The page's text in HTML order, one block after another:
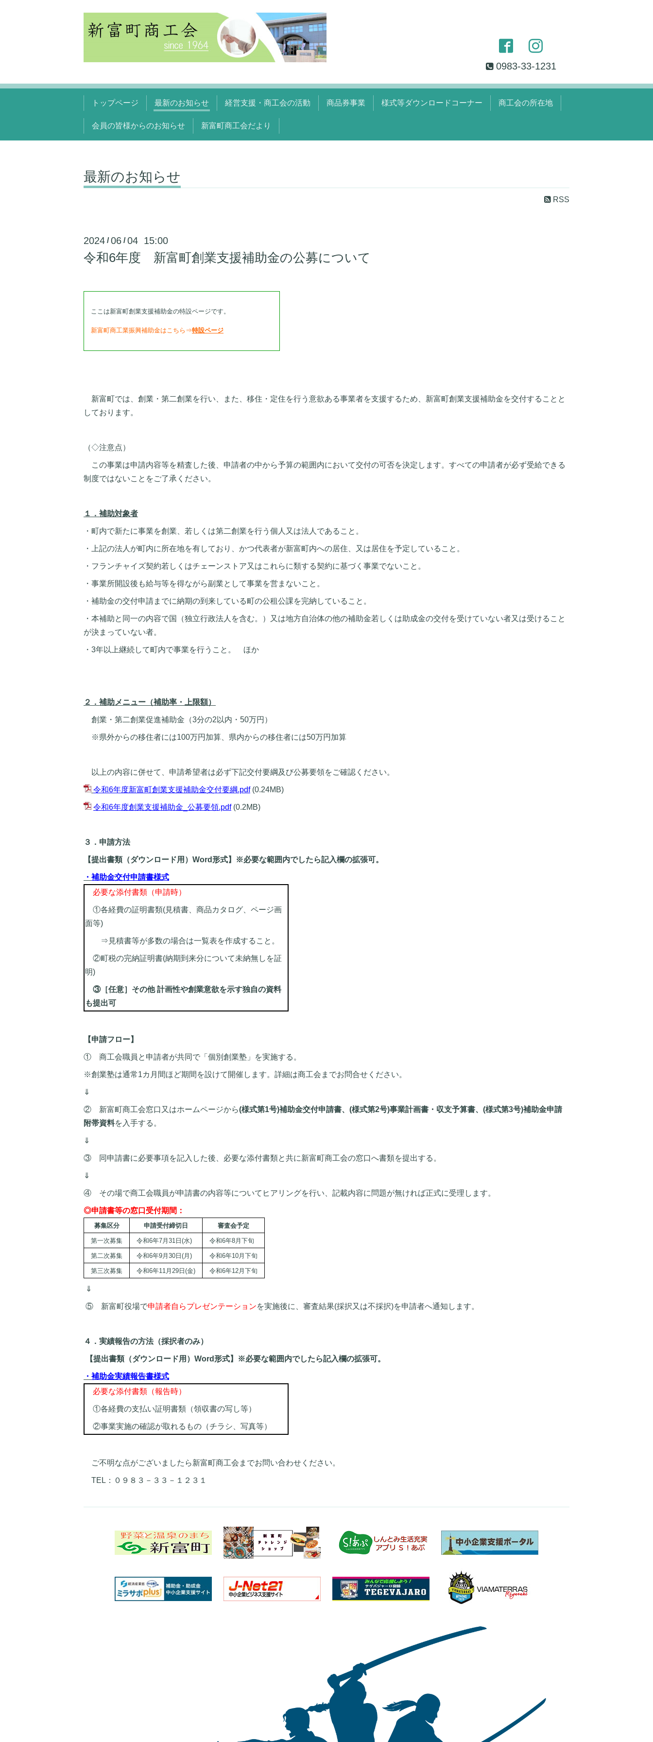
0983-33-1231
トップページ 最新のお知らせ 経営支援・商工会の活動 商品券事業 様式等ダウンロードコーナー 商工会の所在地
会員の皆様からのお知らせ 新富町商工会だより
最新のお知らせ
RSS
2024 /06 /04 15:00
令和6年度 新富町創業支援補助金の公募について
ここは新富町創業支援補助金の特設ページです。
新富町商工業振興補助金はこちら⇒特設ページ
新富町では、創業・第二創業を行い、また、移住・定住を行う意欲ある事業者を支援するため、新富町創業支援補助金を交付することと
しております。
（◇注意点）
この事業は申請内容等を精査した後、申請者の中から予算の範囲内において交付の可否を決定します。すべての申請者が必ず受給できる
制度ではないことをご了承ください。
１．補助対象者
・町内で新たに事業を創業、若しくは第二創業を行う個人又は法人であること。
・上記の法人が町内に所在地を有しており、かつ代表者が新富町内への居住、又は居住を予定していること。
・フランチャイズ契約若しくはチェーンストア又はこれらに類する契約に基づく事業でないこと。
・事業所開設後も給与等を得ながら副業として事業を営まないこと。
・補助金の交付申請までに納期の到来している町の公租公課を完納していること。
・本補助と同一の内容で国（独立行政法人を含む。）又は地方自治体の他の補助金若しくは助成金の交付を受けていない者又は受けること
が決まっていない者。
・3年以上継続して町内で事業を行うこと。 ほか
２．補助メニュー（補助率・上限額）
創業・第二創業促進補助金（3分の2以内・50万円）
※県外からの移住者には100万円加算、県内からの移住者には50万円加算
以上の内容に併せて、申請希望者は必ず下記交付要綱及び公募要領をご確認ください。
令和6年度新富町創業支援補助金交付要綱.pdf (0.24MB)
令和6年度創業支援補助金_公募要領.pdf (0.2MB)
３．申請方法
【提出書類（ダウンロード用）Word形式】 ※必要な範囲内でしたら記入欄の拡張可。
・ 補助金交付申請書様式
必要な添付書類（申請時）
①各経費の証明書類(見積書、商品カタログ、ページ画
面等)
⇒見積書等が多数の場合は一覧表を作成すること。
②町税の完納証明書(納期到来分について未納無しを証
明)
③［任意］その他 計画性や創業意欲を示す独自の資料
も提出可
【申請フロー】
① 商工会職員と申請者が共同で「個別創業塾」を実施する。
※創業塾は通常1カ月間ほど期間を設けて開催します。詳細は商工会までお問合せください。
⇓
② 新富町商工会窓口又はホームページから(様式第1号)補助金交付申請書、 (様式第2号)事業計画書・収支予算書、(様式第3号)補助金申請
附帯資料を入手する。
⇓
③ 同申請書に必要事項を記入した後、必要な添付書類と共に新富町商工会の窓口へ書類を提出する。
⇓
④ その場で商工会職員が申請書の内容等についてヒアリングを行い、記載内容に問題が無ければ正式に受理します。
◎申請書等の窓口受付期間：
募集区分 申請受付締切日 審査会予定
第一次募集 令和6年7月31日(水) 令和6年8月下旬
第二次募集 令和6年9月30日(月) 令和6年10月下旬
第三次募集 令和6年11月29日(金) 令和6年12月下旬
⇓
⑤ 新富町役場で申請者自らプレゼンテーションを実施後に、審査結果(採択又は不採択)を申請者へ通知します。
４．実績報告の方法（採択者のみ）
【提出書類（ダウンロード用）Word形式】 ※必要な範囲内でしたら記入欄の拡張可。
・ 補助金実績報告書様式
必要な添付書類（報告時）
①各経費の支払い証明書類（領収書の写し等）
②事業実施の確認が取れるもの（チラシ、写真等）
ご不明な点がございましたら新富町商工会までお問い合わせください。
TEL：０９８３－３３－１２３１